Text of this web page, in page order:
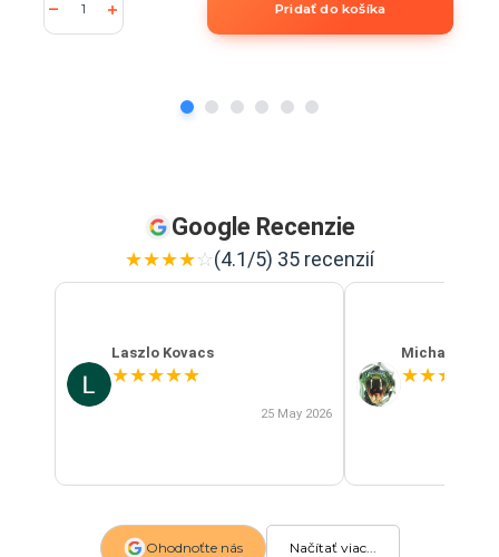
Pridať do košíka
Google Recenzie
★★★★☆(4.1/5) 35 recenzií
Laszlo Kovacs
★★★★★
25 May 2026
Michal Szabo
★★★
Ohodnoťte nás Načítať viac...